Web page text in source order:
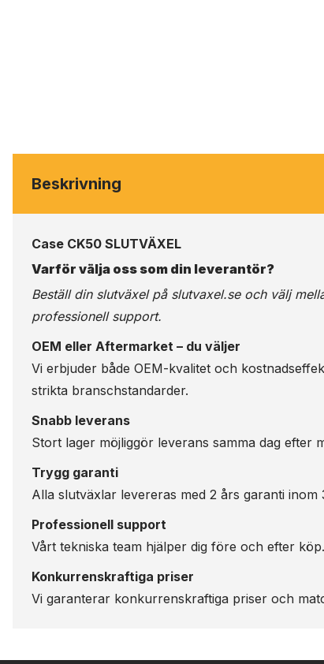
Beskrivning
Case CK50 SLUTVÄXEL
Varför välja oss som din leverantör?
Beställ din slutväxel på slutvaxel.seoch välj
professionell support.
OEM eller Aftermarket – du väljer
Vi erbjuder både OEM-kvalitet och
strikta branschstandarder.
Snabb leverans
Stort lager möjliggör leverans samma dag efter
Trygg garanti
Alla slutväxlar levereras med 2 års garanti
Professionell support
Vårt tekniska team hjälper dig före och efter köp.
Konkurrenskraftiga priser
Vi garanterar konkurrenskraftiga priser och